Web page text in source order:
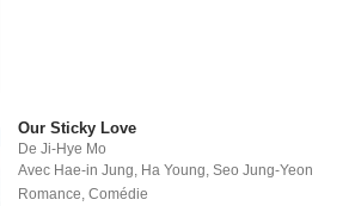
Our Sticky Love
DeJi-Hye Mo
Avec Hae-in Jung, Ha Young,Seo Jung-Yeon
Romance,Comédie